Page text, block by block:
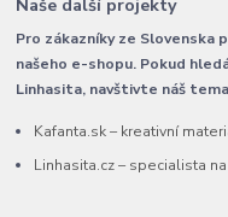
Naše další projekty
Pro zákazníky ze Slovenska
našeho e-shopu. Pokud
Linhasita, navštivte náš
Kafanta.sk – kreativní
Linhasita.cz – specialista